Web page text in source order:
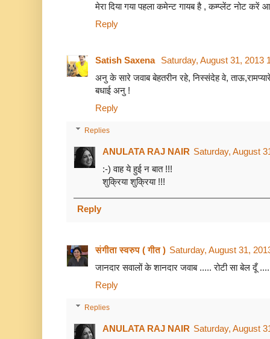
मेरा दिया गया पहला कमेन्ट गायब है , कम्प्लेंट नोट करें
Reply
Satish Saxena Saturday, August 31, 2013
अनु के सारे जवाब बेहतरीन रहे, निस्संदेह वे, ताऊ,रामप्यारे
बधाई अनु !
Reply
Replies
ANULATA RAJ NAIR Saturday, August
:-) वाह ये हुई न बात !!!
शुक्रिया शुक्रिया !!!
Reply
संगीता स्वरुप ( गीत ) Saturday, August 31,
जानदार सवालों के शानदार जवाब ..... रोटी सा बेल दूँ
Reply
Replies
ANULATA RAJ NAIR Saturday, August